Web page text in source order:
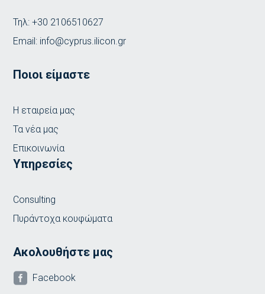
Τηλ:+30 2106510627
Email: info@cyprus.ilicon.gr
Ποιοι είμαστε
Η εταιρεία μας
Τα νέα μας
Επικοινωνία
Υπηρεσίες
Consulting
Πυράντοχα κουφώματα
Ακολουθήστε μας
 Facebook